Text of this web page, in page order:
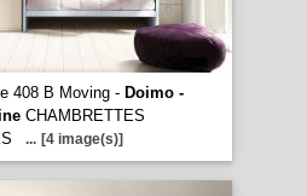
408 B Moving - Doimo -
CHAMBRETTES
... [4 image(s)]